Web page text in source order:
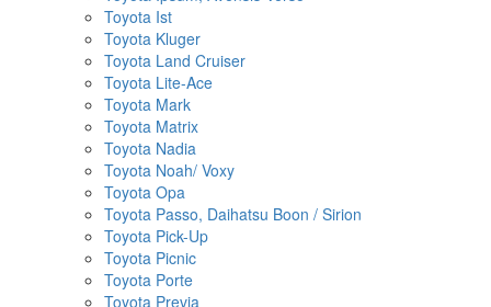
Toyota Ist
Toyota Kluger
Toyota Land Cruiser
Toyota Lite-Ace
Toyota Mark
Toyota Matrix
Toyota Nadia
Toyota Noah/ Voxy
Toyota Opa
Toyota Passo, Daihatsu Boon / Sirion
Toyota Pick-Up
Toyota Picnic
Toyota Porte
Toyota Previa